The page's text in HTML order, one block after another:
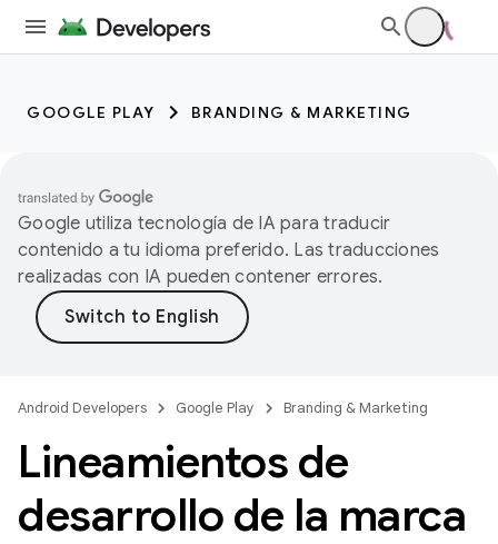
GOOGLE PLAY BRANDING & MARKETING
Google utiliza tecnología de IA para traducir
contenido a tu idioma preferido. Las traducciones
realizadas con IA pueden contener errores.
Android Developers Google Play Branding & Marketing
Lineamientos de
desarrollo de la marca